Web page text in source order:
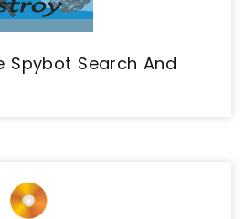
Spybot Search And